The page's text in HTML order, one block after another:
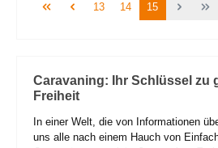
Seite
13 Seite
14 Seite
15
Caravaning: Ihr Schlüssel zu
Freiheit
In einer Welt, die von Informationen
uns alle nach einem Hauch von